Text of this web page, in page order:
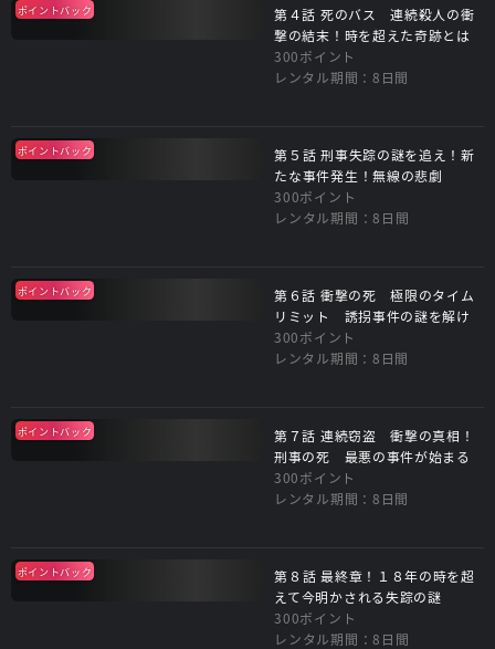
ポイントバック
第４話 死のバス 連続殺人の衝
撃の結末！時を超えた奇跡とは
300ポイント
レンタル期間：8日間
ポイントバック
第５話 刑事失踪の謎を追え！新
たな事件発生！無線の悲劇
300ポイント
レンタル期間：8日間
ポイントバック
第６話 衝撃の死 極限のタイム
リミット 誘拐事件の謎を解け
300ポイント
レンタル期間：8日間
ポイントバック
第７話 連続窃盗 衝撃の真相！
刑事の死 最悪の事件が始まる
300ポイント
レンタル期間：8日間
ポイントバック
第８話 最終章！１８年の時を超
えて今明かされる失踪の謎
300ポイント
レンタル期間：8日間